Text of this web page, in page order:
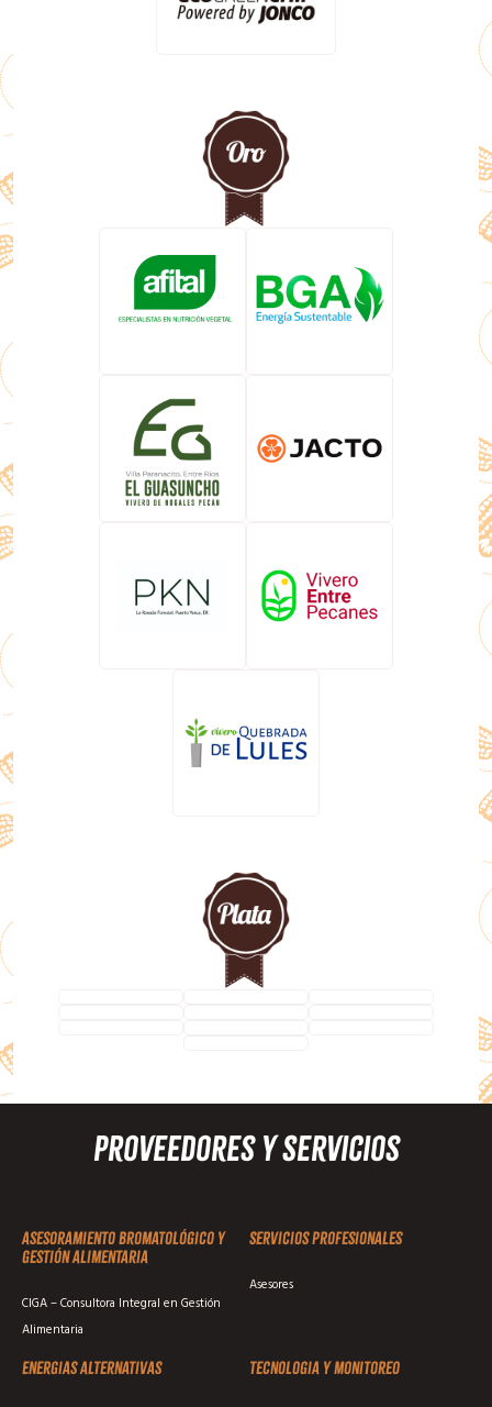
Proveedores y Servicios
Asesoramiento Bromatológico y
Gestión Alimentaria
CIGA – Consultora Integral en Gestión
Alimentaria
Servicios profesionales
Asesores
Energias alternativas Tecnologia y monitoreo